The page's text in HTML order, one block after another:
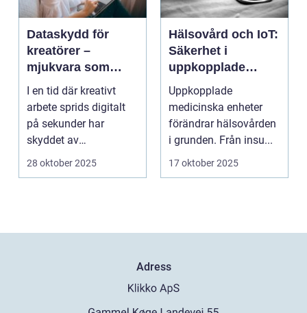
Dataskydd för
kreatörer –
mjukvara som
skyddar
intellektuellt
kapital
I en tid där kreativt
arbete sprids digitalt
på sekunder har
skyddet av
intellektuellt ka...
28 oktober 2025
Hälsovård och IoT:
Säkerhet i
uppkopplade
medicinska
enheter
Uppkopplade
medicinska enheter
förändrar hälsovården
i grunden. Från insu...
17 oktober 2025
Adress